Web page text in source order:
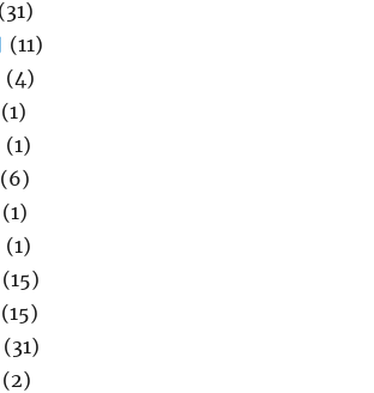
(31)
(11)
(4)
(1)
(1)
(6)
(1)
(1)
(15)
(15)
(31)
(2)